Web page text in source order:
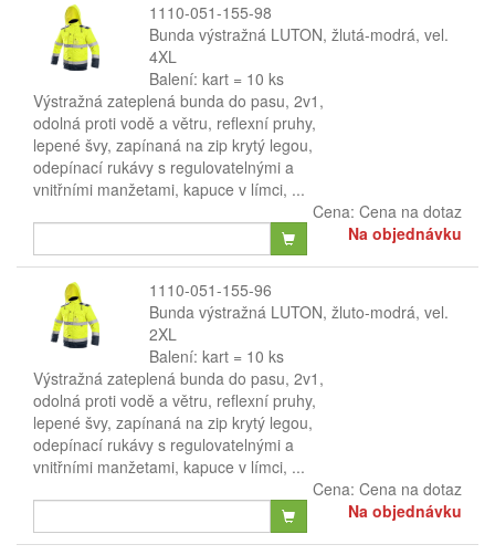
1110-051-155-98
Bunda výstražná LUTON, žlutá-modrá, vel.
4XL
Balení: kart = 10 ks
Výstražná zateplená bunda do pasu, 2v1,
odolná proti vodě a větru, reflexní pruhy,
lepené švy, zapínaná na zip krytý legou,
odepínací rukávy s regulovatelnými a
vnitřními manžetami, kapuce v límci, ...
Cena: Cena na dotaz
Na objednávku
1110-051-155-96
Bunda výstražná LUTON, žluto-modrá, vel.
2XL
Balení: kart = 10 ks
Výstražná zateplená bunda do pasu, 2v1,
odolná proti vodě a větru, reflexní pruhy,
lepené švy, zapínaná na zip krytý legou,
odepínací rukávy s regulovatelnými a
vnitřními manžetami, kapuce v límci, ...
Cena: Cena na dotaz
Na objednávku